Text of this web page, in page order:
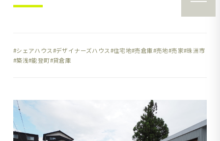
シェアハウス デザイナーズハウス 住宅地 売倉庫 売地 売家 珠洲市
築浅 能登町 貸倉庫